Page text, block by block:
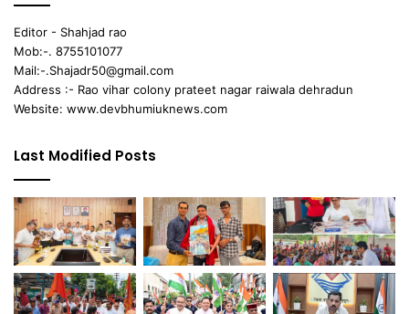
Editor - Shahjad rao
Mob:-. 8755101077
Mail:-.Shajadr50@gmail.com
Address :- Rao vihar colony prateet nagar raiwala dehradun
Website: www.devbhumiuknews.com
Last Modified Posts